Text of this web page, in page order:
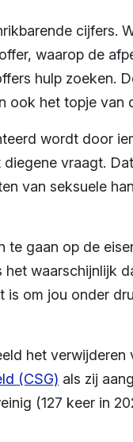
cijfers.
waarop de
hulp zoeken.
ook het topje van
wordt door
vraagt.
van seksuele
gaan op de
het waarschijnlijk
is om jou onder
het verwijderen
(CSG) als zij
(127 keer in